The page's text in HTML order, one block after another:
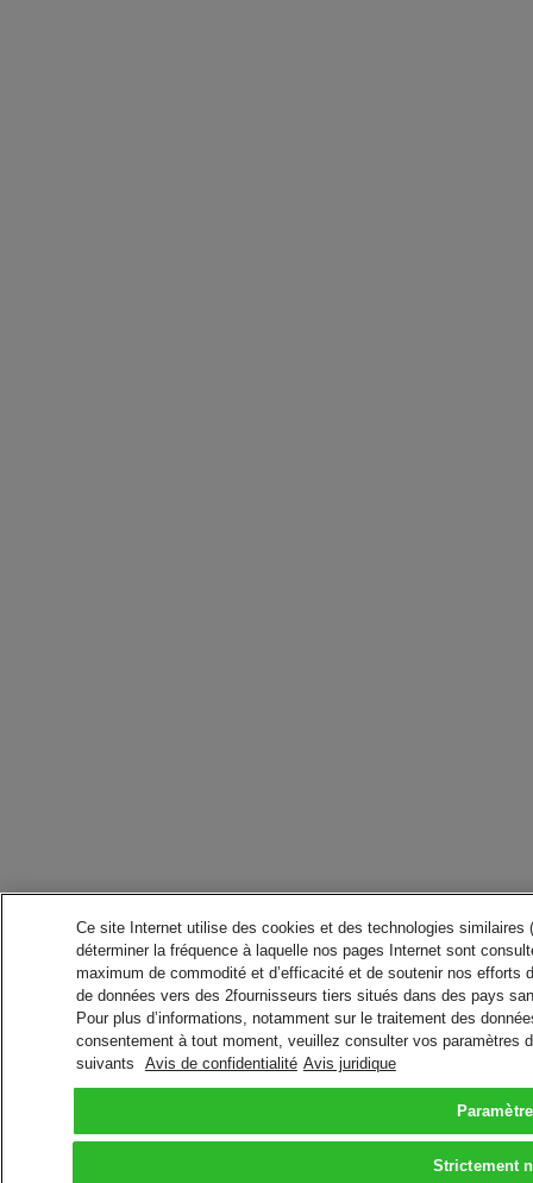
Ce site Internet utilise des cookies et des technologies
déterminer la fréquence à laquelle nos pages Internet sont
maximum de commodité et d’efficacité et de soutenir nos
de données vers des 2fournisseurs tiers situés dans des pays
Pour plus d’informations, notamment sur le traitement des
consentement à tout moment, veuillez consulter vos paramètres
suivants
Avis de confidentialité Avis juridique
Strictement